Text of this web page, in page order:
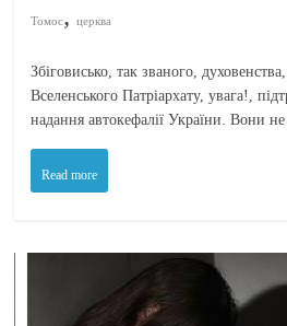
Томос,церква
Збіговисько, так званого,
Вселенського Патріархату, увага!,
надання автокефалії України. Вони
Read more